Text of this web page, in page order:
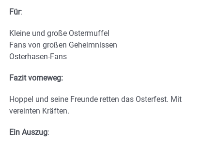
Für:
Kleine und große Ostermuffel
Fans von großen Geheimnissen
Osterhasen-Fans
Fazit vorneweg:
Hoppel und seine Freunde retten das Osterfest. Mit
vereinten Kräften.
Ein Auszug: